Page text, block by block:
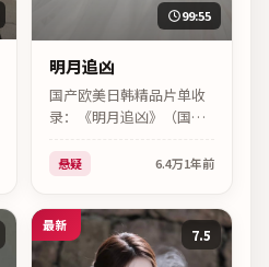
99:55
明月追凶
国产欧美日韩精品片单收
录：《明月追凶》（国
志｜主演王景春、范伟，
高清在线可看。
悬疑 6.4万1年前
最新
7.5